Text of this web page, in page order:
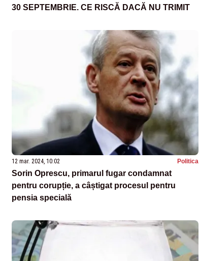
30 SEPTEMBRIE. CE RISCĂ DACĂ NU TRIMIT
12 mar. 2024, 10:02 Politica
Sorin Oprescu, primarul fugar condamnat
pentru corupție, a câștigat procesul pentru
pensia specială